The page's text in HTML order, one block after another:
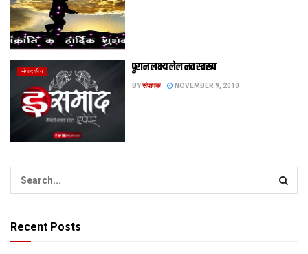
संपादकीय पुरान लक्ष्य लेल नव स्वरूप
BYसंपादक NOVEMBER 9, 2010
Recent Posts